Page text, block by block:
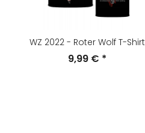
WZ 2022 - Roter Wolf T-Shirt
9,99 € *